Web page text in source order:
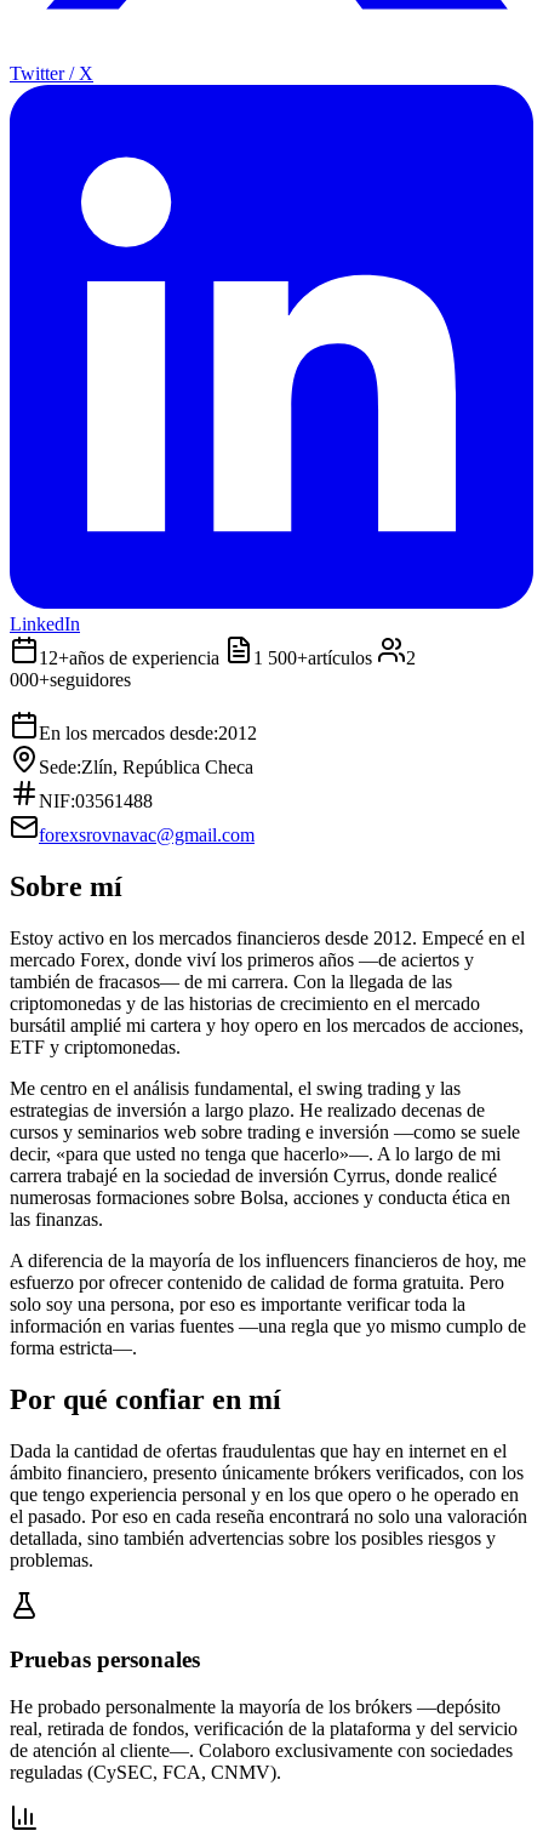
Twitter / X
LinkedIn
12+años de experiencia 1 500+artículos
2
000+seguidores
En los mercados desde:2012
Sede:Zlín, República Checa
NIF:03561488
forexsrovnavac@gmail.com
Sobre mí
Estoy activo en los mercados financieros desde 2012. Empecé en el
mercado Forex, donde viví los primeros años —de aciertos y
también de fracasos— de mi carrera. Con la llegada de las
criptomonedas y de las historias de crecimiento en el mercado
bursátil amplié mi cartera y hoy opero en los mercados de acciones,
ETF y criptomonedas.
Me centro en el análisis fundamental, el swing trading y las
estrategias de inversión a largo plazo. He realizado decenas de
cursos y seminarios web sobre trading e inversión —como se suele
decir, «para que usted no tenga que hacerlo»—. A lo largo de mi
carrera trabajé en la sociedad de inversión Cyrrus, donde realicé
numerosas formaciones sobre Bolsa, acciones y conducta ética en
las finanzas.
A diferencia de la mayoría de los influencers financieros de hoy, me
esfuerzo por ofrecer contenido de calidad de forma gratuita. Pero
solo soy una persona, por eso es importante verificar toda la
información en varias fuentes —una regla que yo mismo cumplo de
forma estricta—.
Por qué confiar en mí
Dada la cantidad de ofertas fraudulentas que hay en internet en el
ámbito financiero, presento únicamente brókers verificados, con los
que tengo experiencia personal y en los que opero o he operado en
el pasado. Por eso en cada reseña encontrará no solo una valoración
detallada, sino también advertencias sobre los posibles riesgos y
problemas.
Pruebas personales
He probado personalmente la mayoría de los brókers —depósito
real, retirada de fondos, verificación de la plataforma y del servicio
de atención al cliente—. Colaboro exclusivamente con sociedades
reguladas (CySEC, FCA, CNMV).